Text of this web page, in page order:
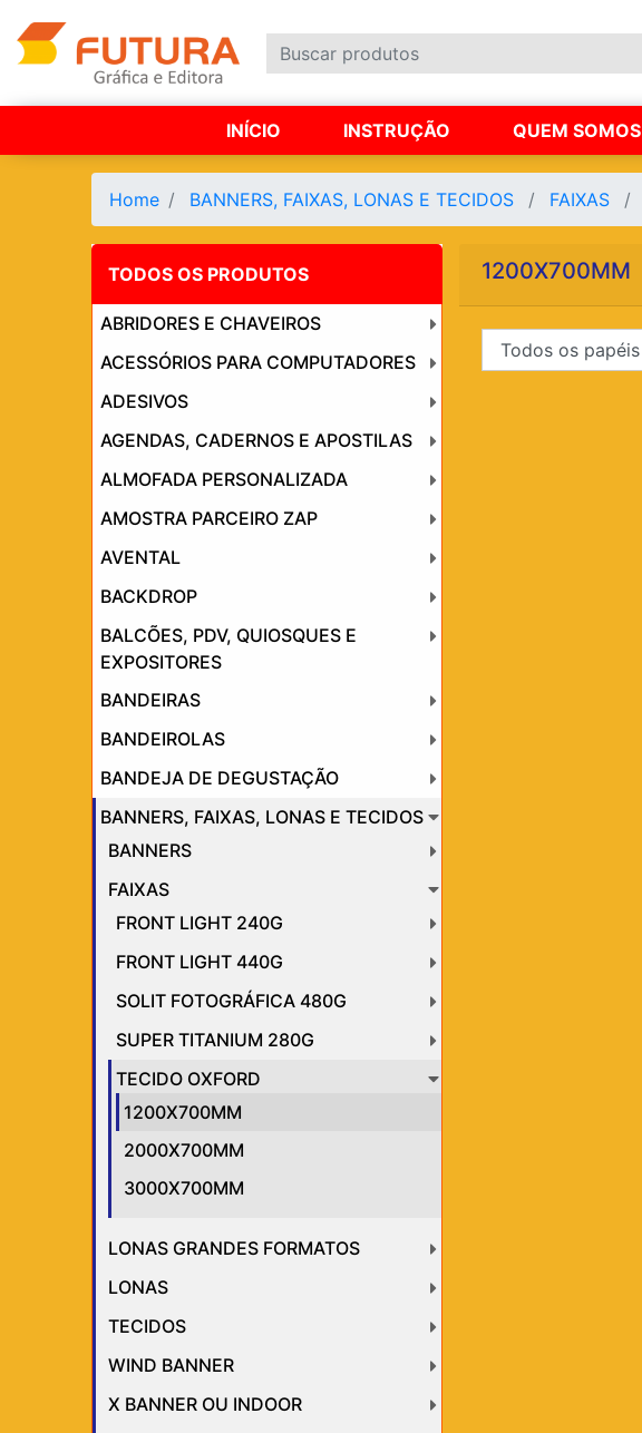
INÍCIO INSTRUÇÃO QUEM SOMOS
Home BANNERS, FAIXAS, LONAS E TECIDOS FAIXAS
TODOS OS PRODUTOS
ABRIDORES E CHAVEIROS
ACESSÓRIOS PARA COMPUTADORES
ADESIVOS
AGENDAS, CADERNOS E APOSTILAS
ALMOFADA PERSONALIZADA
AMOSTRA PARCEIRO ZAP
AVENTAL
BACKDROP
BALCÕES, PDV, QUIOSQUES E
EXPOSITORES
BANDEIRAS
BANDEIROLAS
BANDEJA DE DEGUSTAÇÃO
BANNERS, FAIXAS, LONAS E TECIDOS
BANNERS
FAIXAS
FRONT LIGHT 240G
FRONT LIGHT 440G
SOLIT FOTOGRÁFICA 480G
SUPER TITANIUM 280G
TECIDO OXFORD
1200X700MM
2000X700MM
3000X700MM
LONAS GRANDES FORMATOS
LONAS
TECIDOS
WIND BANNER
X BANNER OU INDOOR
1200X700MM